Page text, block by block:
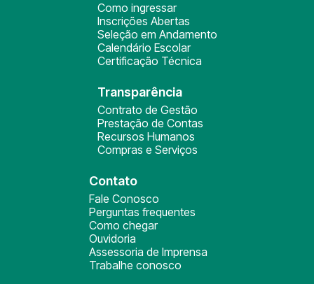
Como ingressar
Inscrições Abertas
Seleção em Andamento
Calendário Escolar
Certificação Técnica
Transparência
Contrato de Gestão
Prestação de Contas
Recursos Humanos
Compras e Serviços
Contato
Fale Conosco
Perguntas frequentes
Como chegar
Ouvidoria
Assessoria de Imprensa
Trabalhe conosco